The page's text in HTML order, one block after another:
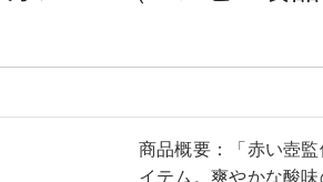
商品概要：「赤い壺
イテム。爽やかな酸